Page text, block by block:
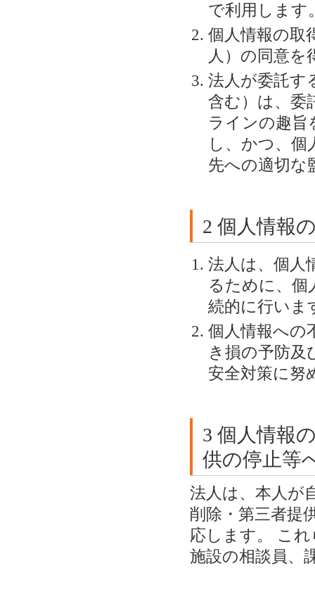
で利用します
個人情報の取
人）の同意
法人が委託す
含む）は、委
ラインの趣旨
し、かつ、個
先への適切な
2 個人情報
法人は、個人
るために、個
続的に行いま
個人情報への
き損の予防及
安全対策に努
3 個人情報
供の停止等
法人は、本人が
削除・第三者提
応します。 こ
施設の相談員、